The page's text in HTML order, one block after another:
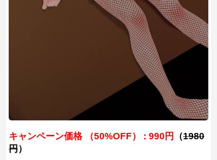
キャンペーン価格 （50%OFF） : 990円 （1980
円）